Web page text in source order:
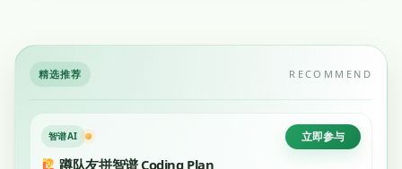
精选推荐 RECOMMEND
智谱AI 立即参与
蹲队友拼智谱 Coding Plan